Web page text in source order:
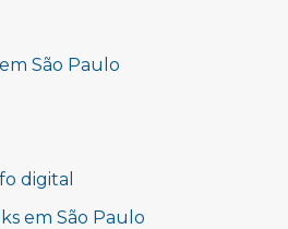
São Paulo
digital
em São Paulo